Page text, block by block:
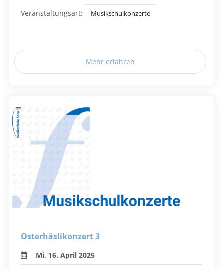
Veranstaltungsart: Musikschulkonzerte
Mehr erfahren
Osterhäslikonzert 3
Mi, 16. April 2025